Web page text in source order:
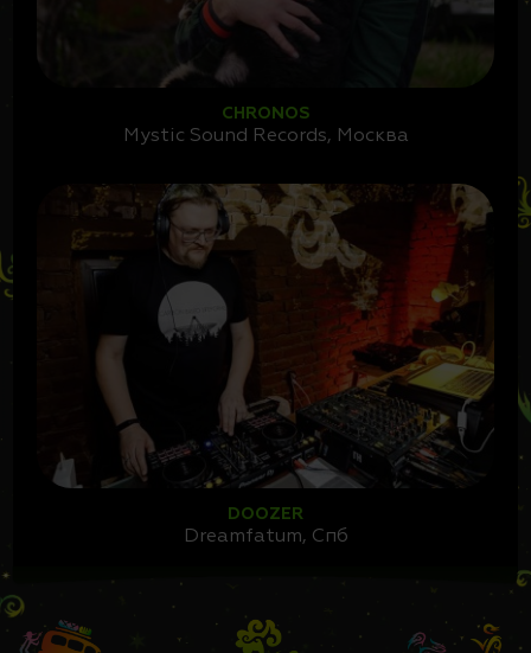
CHRONOS
Mystic Sound Records, Москва
DOOZER
Dreamfatum, Cпб